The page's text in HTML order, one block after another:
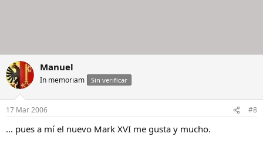
Manuel
In memoriam Sin verificar
17 Mar 2006 #8
... pues a mí el nuevo Mark XVI me gusta y mucho.